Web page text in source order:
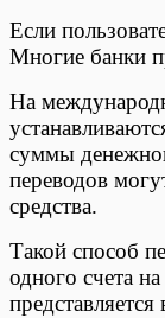
Если
Многие банки
На
суммы
переводов
средства.
Такой способ
одного счета